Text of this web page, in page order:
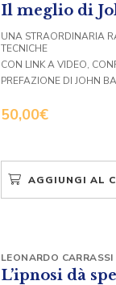
Il meglio di
50,00€
UNA STRAORDINARIA
TECNICHE
CON LINK A VIDEO,
PREFAZIONE DI JOHN
AGGIUNGI AL
L’ipnosi dà
LEONARDO CARRASSI